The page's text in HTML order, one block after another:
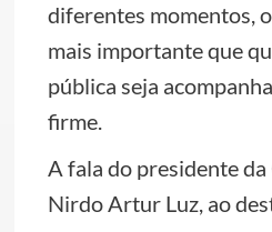
diferentes momentos,
mais importante que
pública seja
firme.
A fala do presidente
Nirdo Artur Luz, ao